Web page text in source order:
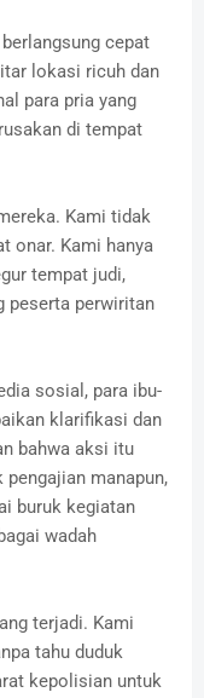
cepat
lokasi ricuh dan
para pria yang
di tempat
Kami tidak
onar. Kami hanya
tempat judi,
peserta perwiritan
sosial, para ibu-
klarifikasi dan
bahwa aksi itu
manapun,
buruk kegiatan
wadah
terjadi. Kami
tahu duduk
kepolisian untuk